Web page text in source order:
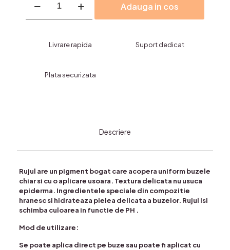
Rujuri,GOLD
GREM-
Adauga in cos
Livrare rapida Suport dedicat
Plata securizata
Descriere
Rujul are un pigment bogat care acopera uniform buzele
chiar si cu o aplicare usoara. Textura delicata nu usuca
epiderma. Ingredientele speciale din compozitie
hranesc si hidrateaza pielea delicata a buzelor. Rujul isi
schimba culoarea in functie de PH .
Mod de utilizare:
Se poate aplica direct pe buze sau poate fi aplicat cu